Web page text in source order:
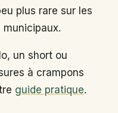
plus rare sur les
un short ou
à crampons
guide pratique.